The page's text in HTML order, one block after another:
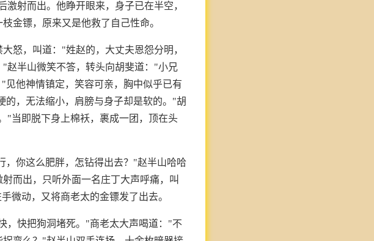
射而出。他睁开眼来，身子已在半空，
枝金镖，原来又是他救了自己性命。
怒，叫道："姓赵的，大丈夫恩怨分明，
赵半山微笑不答，转头向胡斐道："小兄
他神情镇定，笑容可亲，胸中似乎已有
，无法缩小，肩膀与身子却是软的。"胡
"当即脱下身上棉袄，裹成一团，顶在头
你这么肥胖，怎钻得出去？"赵半山哈哈
而出，只听外面一名庄丁大声呼痛，叫
微动，又将商老太的金镖发了出去。
，快把狗洞堵死。"商老太大声喝道："不